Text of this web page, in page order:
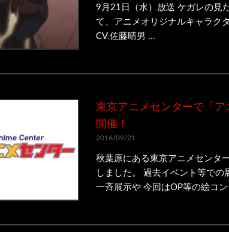
9月21日（水）放送 ケガレの見
て、アニメオリジナルキャラク
CV.佐藤晴男 ...
東京アニメセンターで「
開催！
2016/09/21
秋葉原にある東京アニメセンタ
しました。 過去イベント等で
一斉展示や 今回はOP等の絵コ